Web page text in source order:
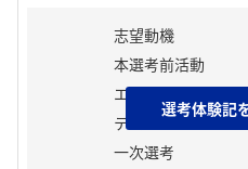
志望動機
本選考前活動
エントリーシート
テスト
一次選考
選考体験記